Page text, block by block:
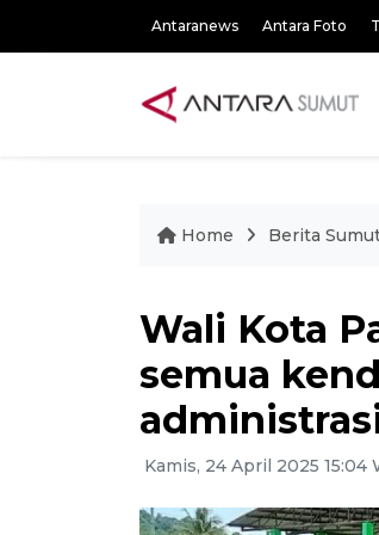
Antaranews Antara Foto
Home Berita
Wali Kota
semua
Kamis, 24 April 2025 15:04